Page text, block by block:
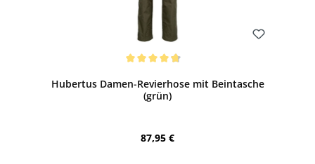
Hubertus Damen-Revierhose mit Beintasche
(grün)
Regulärer Preis:
87,95 €